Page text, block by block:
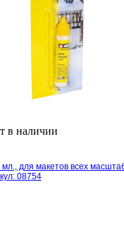
в наличии
для макетов всех
08754